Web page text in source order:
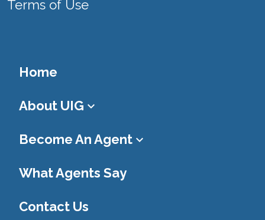
Terms of Use
Home
About UIG keyboard_arrow_down
Become An Agent keyboard_arrow_down
What Agents Say
Contact Us